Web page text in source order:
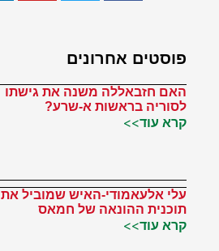
פוסטים אחרונים
האם חזבאללה משנה את גישתו
לסוריה בראשות א-שרע?
קרא עוד>>
עלי אלעאמודי-האיש שמוביל את
תוכנית ההונאה של חמאס
קרא עוד>>